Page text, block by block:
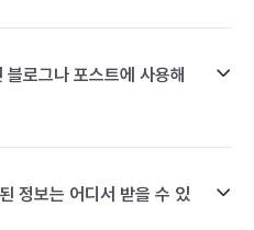
로그나 포스트에 사용해
정보는 어디서 받을 수 있